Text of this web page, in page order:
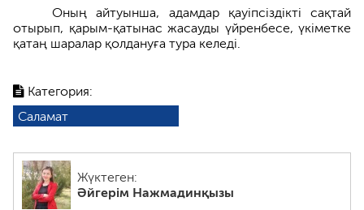
Категория:
Саламат
Жүктеген:
Әйгерім Нажмадинқызы
Оның айтуынша, адамдар қауіпсіздікті сақтай
отырып, қарым-қатынас жасауды үйренбесе, үкіметке
қатаң шаралар қолдануға тура келеді.